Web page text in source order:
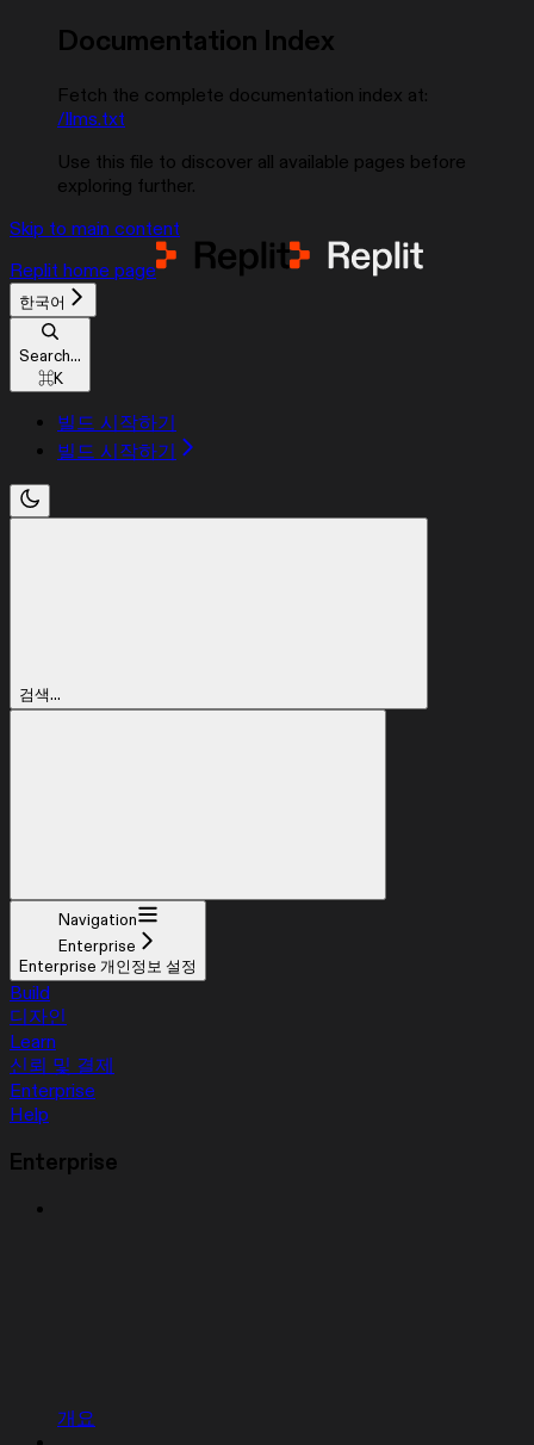
Documentation Index
Fetch the complete documentation index at:
/llms.txt
Use this file to discover all available pages before
exploring further.
Skip to main content
Replit home page
한국어
Search...
⌘K
빌드 시작하기
빌드 시작하기
검색...
Navigation
Enterprise
Enterprise 개인정보 설정
Build
디자인
Learn
신뢰 및 결제
Enterprise
Help
Enterprise
개요